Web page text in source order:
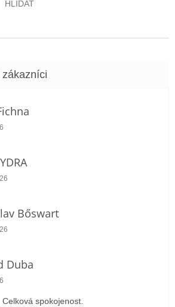
HLÍDAT
obchodu je 5 z 5 hvězdiček.
obchodu je 5 z 5 hvězdiček.
Bőswart
obchodu je 5 z 5 hvězdiček.
Duba
obchodu je 5 z 5 hvězdiček.
spokojenost.